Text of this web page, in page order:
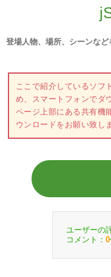
登場人物、場所、シーンな
ここで紹介しているソフ
め、スマートフォンでダ
ページ上部にある共有機
ウンロードをお願い致し
ユーザーの
コメント： 0